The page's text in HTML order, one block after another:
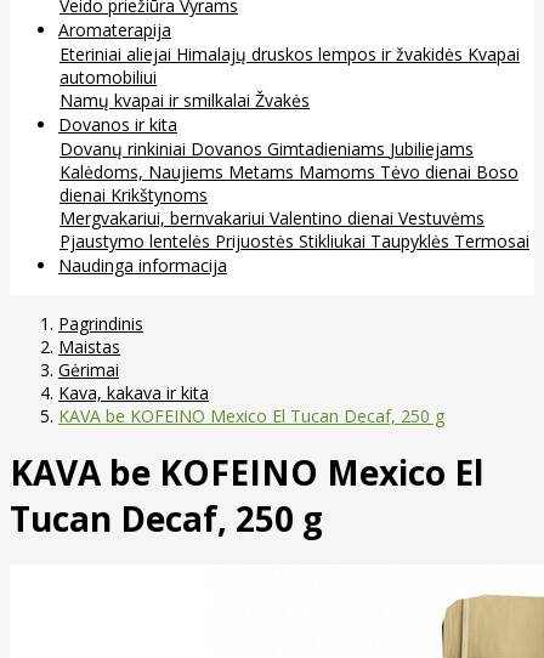
Veido priežiūra Vyrams
Aromaterapija
Eteriniai aliejai Himalajų druskos lempos ir žvakidės Kvapai
automobiliui
Namų kvapai ir smilkalai Žvakės
Dovanos ir kita
Dovanų rinkiniai Dovanos Gimtadieniams Jubiliejams
Kalėdoms, Naujiems Metams Mamoms Tėvo dienai Boso
dienai Krikštynoms
Mergvakariui, bernvakariui Valentino dienai Vestuvėms
Pjaustymo lentelės Prijuostės Stikliukai Taupyklės Termosai
Naudinga informacija
Pagrindinis
Maistas
Gėrimai
Kava, kakava ir kita
KAVA be KOFEINO Mexico El Tucan Decaf, 250 g
KAVA be KOFEINO Mexico El
Tucan Decaf, 250 g